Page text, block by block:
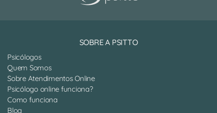
SOBRE A PSITTO
Psicólogos
Quem Somos
Sobre Atendimentos Online
Psicólogo online funciona?
Como funciona
Blog